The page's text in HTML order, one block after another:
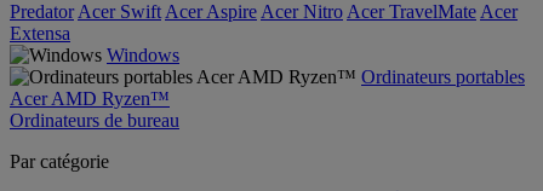
Predator Acer Swift Acer Aspire Acer Nitro Acer TravelMate Acer
Extensa
Windows
Ordinateurs portables
Acer AMD Ryzen™
Ordinateurs de bureau
Par catégorie